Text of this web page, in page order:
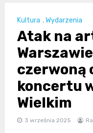
Kultura ,Wydarzenia
Atak na
czerwoną
koncertu
Wielkim
3 września 2025